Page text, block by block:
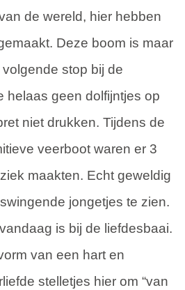
de wereld, hier hebben
Deze boom is maar
stop bij de
helaas geen dolfijntjes op
niet drukken. Tijdens de
veerboot waren er 3
maakten. Echt geweldig
jongetjes te zien.
is bij de liefdesbaai.
van een hart en
stelletjes hier om “van